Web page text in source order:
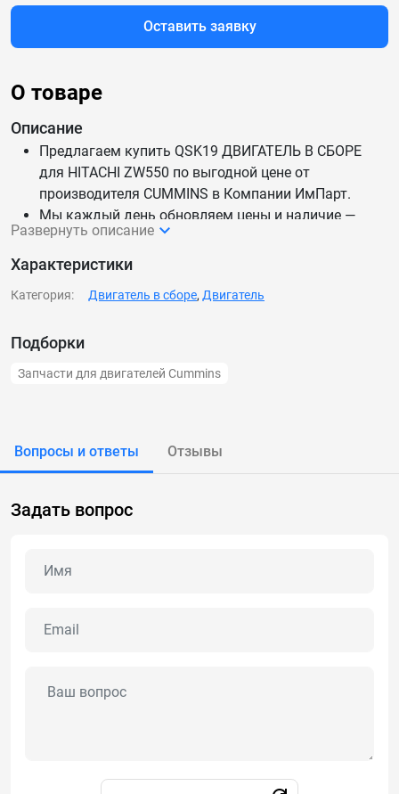
Оставить заявку
О товаре
Подборки
Запчасти для двигателей Cummins
Описание
Предлагаем купить QSK19 ДВИГАТЕЛЬ В СБОРЕ
для HITACHI ZW550 по выгодной цене от
производителя CUMMINS в Компании ИмПарт.
Мы каждый день обновляем цены и наличие —
данные актуальны.
Доставим QSK19 ДВИГАТЕЛЬ В СБОРЕ для HITACHI
ZW550 по России и СНГ.
Развернуть описание
Характеристики
Категория: Двигатель в сборе, Двигатель
Вопросы и ответы Отзывы
Задать вопрос